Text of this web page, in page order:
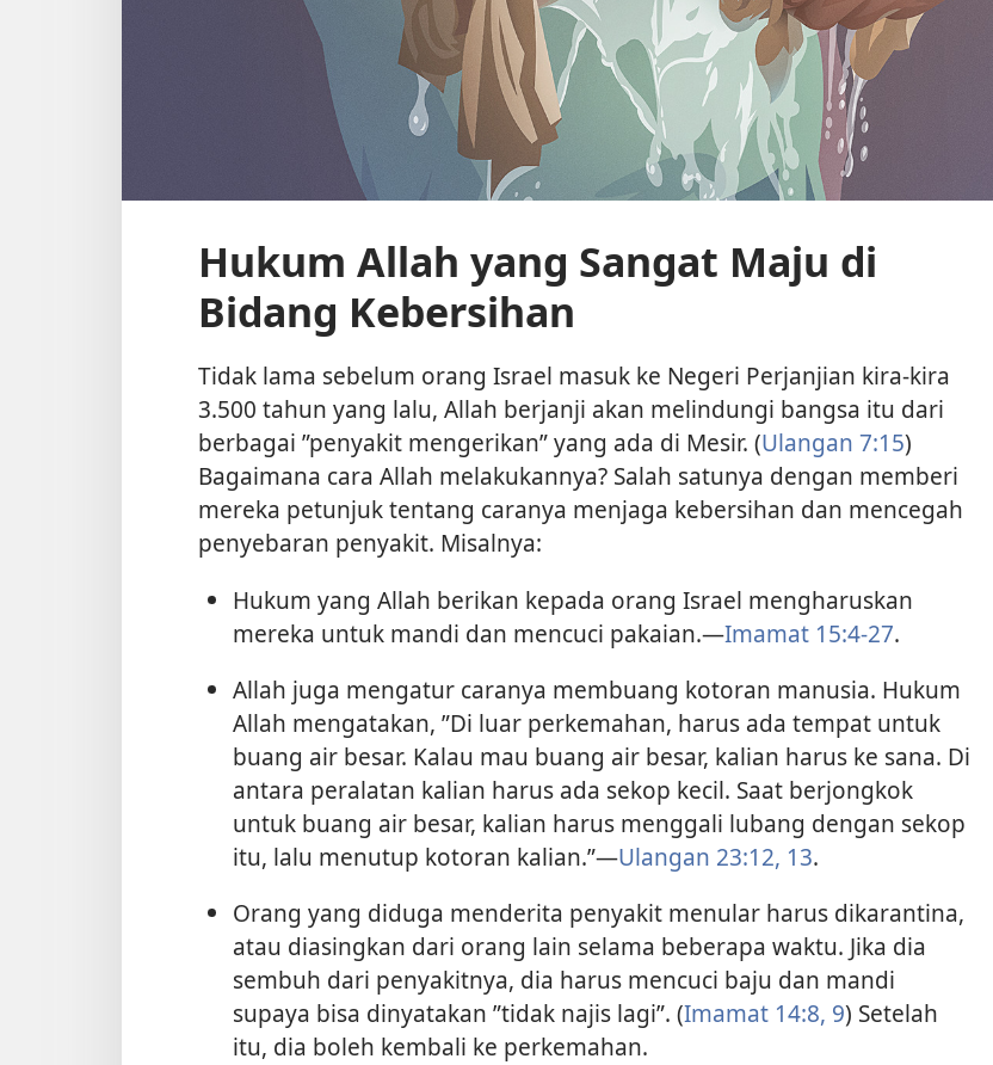
Hukum Allah yang Sangat Maju di
Bidang Kebersihan
Tidak lama sebelum orang Israel masuk ke Negeri Perjanjian kira-kira
3.500 tahun yang lalu, Allah berjanji akan melindungi bangsa itu dari
berbagai ”penyakit mengerikan” yang ada di Mesir. (Ulangan 7:15)
Bagaimana cara Allah melakukannya? Salah satunya dengan memberi
mereka petunjuk tentang caranya menjaga kebersihan dan mencegah
penyebaran penyakit. Misalnya:
Hukum yang Allah berikan kepada orang Israel mengharuskan
mereka untuk mandi dan mencuci pakaian.—Imamat 15:4-27.
Allah juga mengatur caranya membuang kotoran manusia. Hukum
Allah mengatakan, ”Di luar perkemahan, harus ada tempat untuk
buang air besar. Kalau mau buang air besar, kalian harus ke sana. Di
antara peralatan kalian harus ada sekop kecil. Saat berjongkok
untuk buang air besar, kalian harus menggali lubang dengan sekop
itu, lalu menutup kotoran kalian.”—Ulangan 23:12, 13.
Orang yang diduga menderita penyakit menular harus dikarantina,
atau diasingkan dari orang lain selama beberapa waktu. Jika dia
sembuh dari penyakitnya, dia harus mencuci baju dan mandi
supaya bisa dinyatakan ”tidak najis lagi”. (Imamat 14:8, 9) Setelah
itu, dia boleh kembali ke perkemahan.